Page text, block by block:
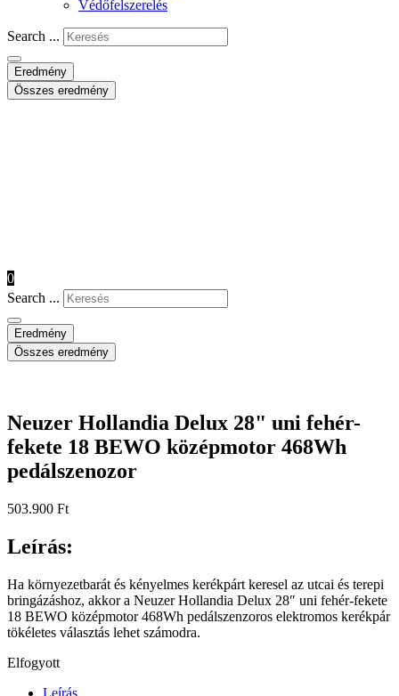
Védőfelszerelés
Search ...
Eredmény
Összes eredmény
0
Search ...
Eredmény
Összes eredmény
Neuzer Hollandia Delux 28" uni fehér-
fekete 18 BEWO középmotor 468Wh
pedálszenozor
503.900 Ft
Leírás:
Ha környezetbarát és kényelmes kerékpárt keresel az utcai és terepi
bringázáshoz, akkor a Neuzer Hollandia Delux 28″ uni fehér-fekete
18 BEWO középmotor 468Wh pedálszenzoros elektromos kerékpár
tökéletes választás lehet számodra.
Elfogyott
Leírás